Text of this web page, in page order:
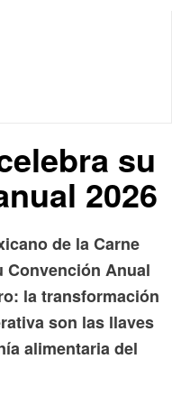
su
2026
de la Carne
Convención Anual
la transformación
son las llaves
alimentaria del